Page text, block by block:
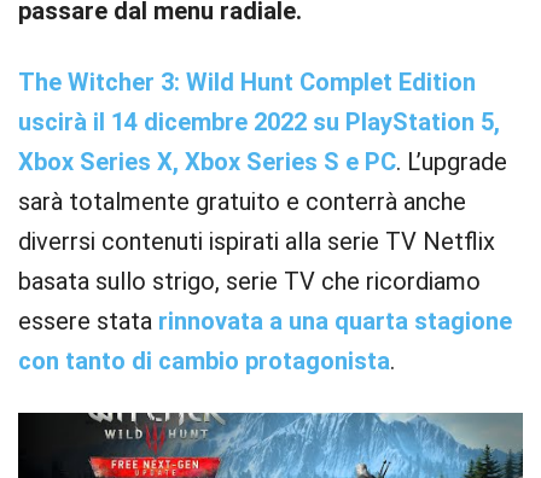
passare dal menu radiale.
The Witcher 3: Wild Hunt Complet Edition
uscirà il 14 dicembre 2022 su PlayStation 5,
Xbox Series X, Xbox Series S e PC. L’upgrade
sarà totalmente gratuito e conterrà anche
diverrsi contenuti ispirati alla serie TV Netflix
basata sullo strigo, serie TV che ricordiamo
essere stata rinnovata a una quarta stagione
con tanto di cambio protagonista.